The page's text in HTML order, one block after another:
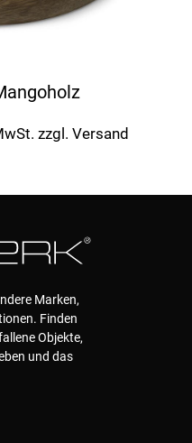
zzgl. Versand
Marken,
Finden
Objekte,
und das